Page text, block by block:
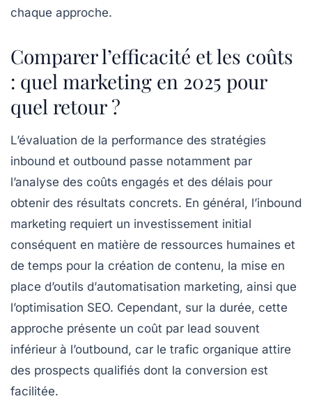
chaque approche.
Comparer l’efficacité et les coûts
: quel marketing en 2025 pour
quel retour ?
L’évaluation de la performance des stratégies
inbound et outbound passe notamment par
l’analyse des coûts engagés et des délais pour
obtenir des résultats concrets. En général, l’inbound
marketing requiert un investissement initial
conséquent en matière de ressources humaines et
de temps pour la création de contenu, la mise en
place d’outils d’automatisation marketing, ainsi que
l’optimisation SEO. Cependant, sur la durée, cette
approche présente un coût par lead souvent
inférieur à l’outbound, car le trafic organique attire
des prospects qualifiés dont la conversion est
facilitée.